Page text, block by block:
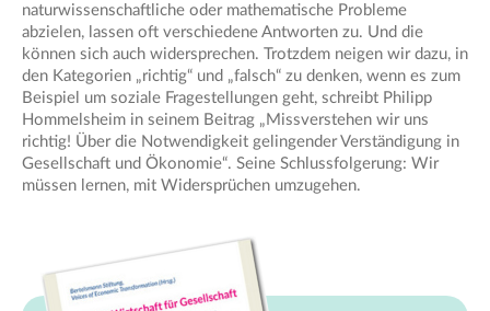
naturwissenschaftliche oder mathematische Probleme
abzielen, lassen oft verschiedene Antworten zu. Und die
können sich auch widersprechen. Trotzdem neigen wir dazu, in
den Kategorien „richtig“ und „falsch“ zu denken, wenn es zum
Beispiel um soziale Fragestellungen geht, schreibt Philipp
Hommelsheim in seinem Beitrag „Missverstehen wir uns
richtig! Über die Notwendigkeit gelingender Verständigung in
Gesellschaft und Ökonomie“. Seine Schlussfolgerung: Wir
müssen lernen, mit Widersprüchen umzugehen.